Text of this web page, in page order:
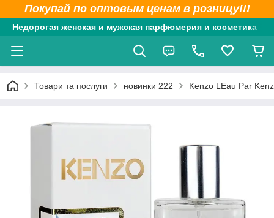
Покупай по оптовым ценам в розницу!!!
Недорогая женская и мужская парфюмерия и косметика
Товари та послуги новинки 222 Kenzo LEau Par